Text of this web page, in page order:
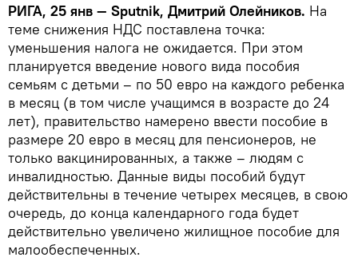
РИГА, 25 янв — Sputnik, Дмитрий Олейников. На
теме снижения НДС поставлена точка:
уменьшения налога не ожидается. При этом
планируется введение нового вида пособия
семьям с детьми – по 50 евро на каждого ребенка
в месяц (в том числе учащимся в возрасте до 24
лет), правительство намерено ввести пособие в
размере 20 евро в месяц для пенсионеров, не
только вакцинированных, а также – людям с
инвалидностью. Данные виды пособий будут
действительны в течение четырех месяцев, в свою
очередь, до конца календарного года будет
действительно увеличено жилищное пособие для
малообеспеченных.